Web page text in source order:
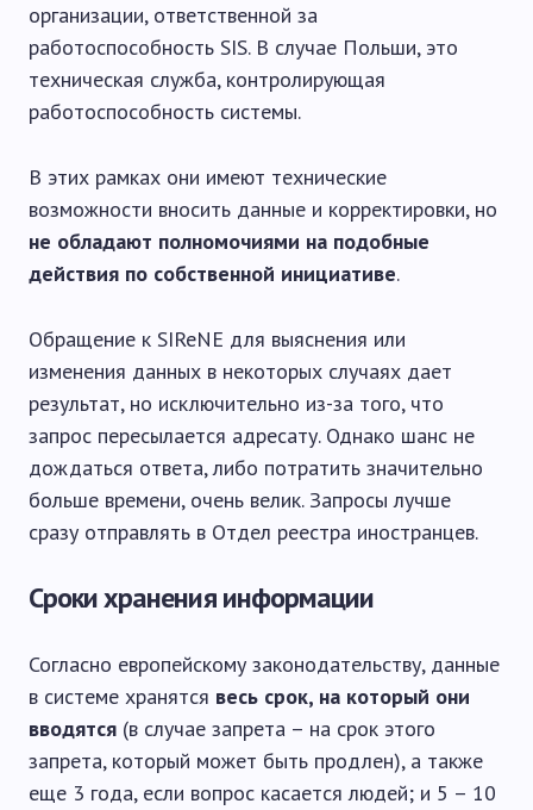
организации, ответственной за
работоспособность SIS. В случае Польши, это
техническая служба, контролирующая
работоспособность системы.
В этих рамках они имеют технические
возможности вносить данные и корректировки, но
не обладают полномочиями на подобные
действия по собственной инициативе.
Обращение к SIReNE для выяснения или
изменения данных в некоторых случаях дает
результат, но исключительно из-за того, что
запрос пересылается адресату. Однако шанс не
дождаться ответа, либо потратить значительно
больше времени, очень велик. Запросы лучше
сразу отправлять в Отдел реестра иностранцев.
Сроки хранения информации
Согласно европейскому законодательству, данные
в системе хранятся весь срок, на который они
вводятся (в случае запрета – на срок этого
запрета, который может быть продлен), а также
еще 3 года, если вопрос касается людей; и 5 – 10